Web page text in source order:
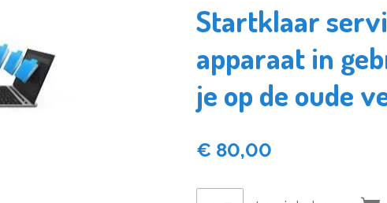
Startklaar
apparaat in
je op de oude
€ 80,00